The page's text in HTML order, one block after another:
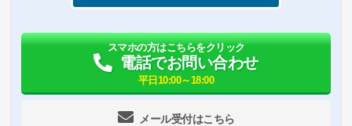
メール受付はこちら
スマホの方はこちらをクリック
電話でお問い合わせ
平日10:00～18:00